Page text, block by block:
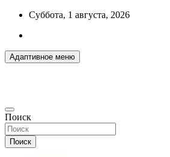
Перейти
содержимому
Суббота, 1 августа, 2026
Адаптивное меню
R55.RU
ДОБРЫЕ ВЕСТИ ИЗ ОМСКА
Поиск
Поиск